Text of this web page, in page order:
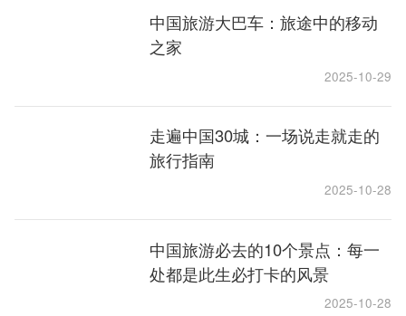
中国旅游大巴车：旅途中的移动
之家
2025-10-29
走遍中国30城：一场说走就走的
旅行指南
2025-10-28
中国旅游必去的10个景点：每一
处都是此生必打卡的风景
2025-10-28